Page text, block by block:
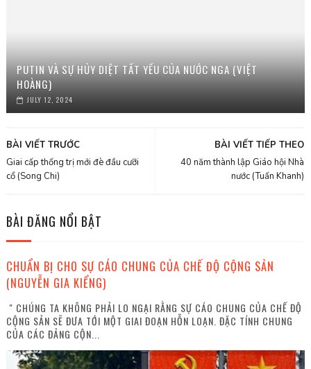
PUTIN VÀ SỰ HỦY DIỆT TẤT YẾU CỦA NƯỚC NGA (VIỆT
HOÀNG)
JULY 12, 2024
BÀI VIẾT TIẾP THEO
40 năm thành lập Giáo hội Nhà
nước (Tuấn Khanh)
BÀI VIẾT TRƯỚC
Giai cấp thống trị mới đè đầu cưỡi
cổ (Song Chi)
BÀI ĐĂNG NỔI BẬT
CHUẨN BỊ CHO SỰ CÁO CHUNG CỦA CHẾ ĐỘ CỘNG SẢN
(NGUYỄN GIA KIỂNG)
" CHÚNG TA KHÔNG PHẢI LO NGẠI RẰNG SỰ CÁO CHUNG CỦA CHẾ ĐỘ
CỘNG SẢN SẼ ĐƯA TỚI MỘT GIAI ĐOẠN HỖN LOẠN. ĐẶC TÍNH CHUNG
CỦA CÁC ĐẢNG CỘN...